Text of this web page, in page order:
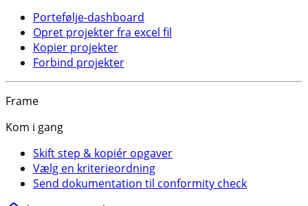
Portefølje-dashboard
Opret projekter fra excel fil
Kopier projekter
Forbind projekter
Frame
Kom i gang
Skift step & kopiér opgaver
Vælg en kriterieordning
Send dokumentation til conformity check